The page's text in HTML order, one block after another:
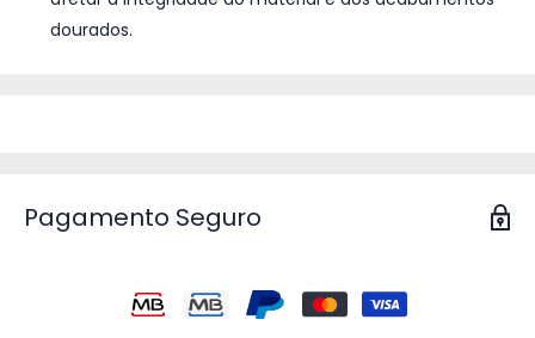
dourados.
Pagamento Seguro